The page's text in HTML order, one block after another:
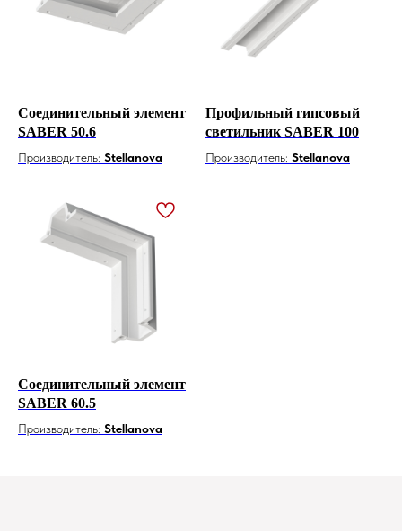
Соединительный элемент
SABER 50.6
Производитель: Stellanova
Профильный гипсовый
светильник SABER 100
Производитель: Stellanova
Соединительный элемент
SABER 60.5
Производитель: Stellanova